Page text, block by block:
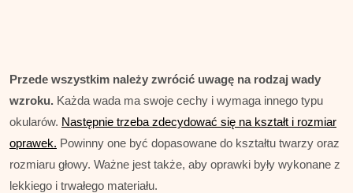
Przede wszystkim należy zwrócić uwagę na rodzaj wady
wzroku. Każda wada ma swoje cechy i wymaga innego typu
okularów. Następnie trzeba zdecydować się na kształt i rozmiar
oprawek. Powinny one być dopasowane do kształtu twarzy oraz
rozmiaru głowy. Ważne jest także, aby oprawki były wykonane z
lekkiego i trwałego materiału.